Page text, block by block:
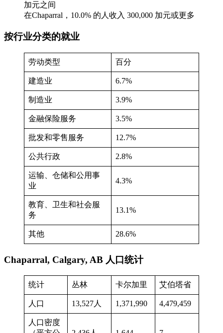
加元之间
在Chaparral，10.0% 的人收入 300,000 加元或更多
按行业分类的就业
劳动类型 百分
建造业 6.7%
制造业 3.9%
金融保险服务 3.5%
批发和零售服务 12.7%
公共行政 2.8%
运输、仓储和公用事
业
4.3%
教育、卫生和社会服
务
13.1%
其他 28.6%
Chaparral, Calgary, AB 人口统计
统计 丛林 卡尔加里 艾伯塔省
人口 13,527人 1,371,990 4,479,459
人口密度